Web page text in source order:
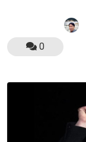
0